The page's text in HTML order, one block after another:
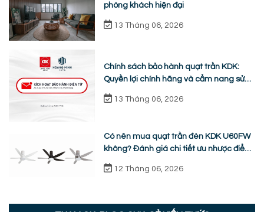
phòng khách hiện đại
13 Tháng 06, 2026
Chính sách bảo hành quạt trần KDK:
Quyền lợi chính hãng và cẩm nang sửa
chữa từ A-Z
13 Tháng 06, 2026
Có nên mua quạt trần đèn KDK U60FW
không? Đánh giá chi tiết ưu nhược điểm
thực tế
12 Tháng 06, 2026